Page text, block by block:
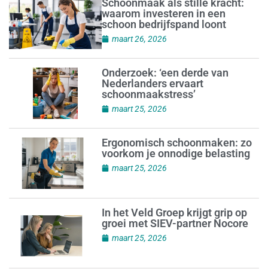
waarom investeren in een
schoon bedrijfspand loont
maart 26, 2026
Onderzoek: ‘een derde van
Nederlanders ervaart
schoonmaakstress’
maart 25, 2026
Ergonomisch schoonmaken: zo
voorkom je onnodige belasting
maart 25, 2026
In het Veld Groep krijgt grip op
groei met SIEV-partner Nocore
maart 25, 2026